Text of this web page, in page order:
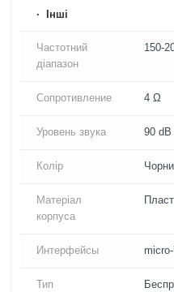
Iнші
Частотний
діапазон
150-
Сопротивление 4 Ω
Уровень звука 90 dB
Колір
Матеріал
корпуса
Интерфейсы
Тип